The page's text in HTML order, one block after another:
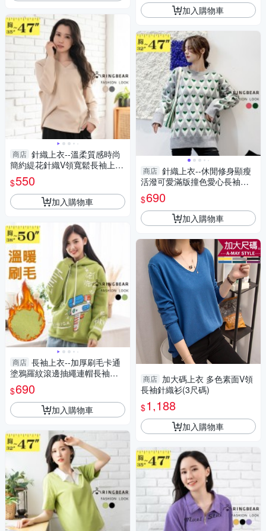
商店 針織上衣--溫柔質感時尚
簡約緹花針織V領寬鬆長袖上衣
(灰.卡其L-3L)-X678眼圈熊中大
尺碼
$550
加入購物車
商店 長袖上衣--加厚刷毛卡通
塗鴉羅紋滾邊抽繩連帽長袖帽T
(黑.綠XL-4L)-X420眼圈熊中大
尺碼
$690
加入購物車
加入購物車
商店 針織上衣--休閒修身顯瘦
活潑可愛滿版撞色愛心長袖針
織毛衣(紅.綠M-3L)-X397眼圈
熊中大尺碼◎
$690
加入購物車
商店 加大碼上衣 多色素面V領
長袖針織衫(3尺碼)
$1,188
加入購物車